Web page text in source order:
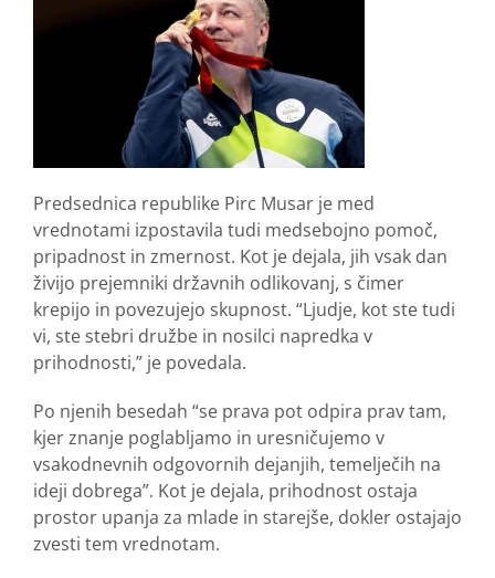
Predsednica republike Pirc Musar je med
vrednotami izpostavila tudi medsebojno pomoč,
pripadnost in zmernost. Kot je dejala, jih vsak dan
živijo prejemniki državnih odlikovanj, s čimer
krepijo in povezujejo skupnost. “Ljudje, kot ste tudi
vi, ste stebri družbe in nosilci napredka v
prihodnosti,” je povedala.
Po njenih besedah “se prava pot odpira prav tam,
kjer znanje poglabljamo in uresničujemo v
vsakodnevnih odgovornih dejanjih, temelječih na
ideji dobrega”. Kot je dejala, prihodnost ostaja
prostor upanja za mlade in starejše, dokler ostajajo
zvesti tem vrednotam.